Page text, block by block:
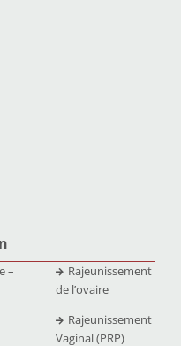
–
Rajeunissement
de l’ovaire
Rajeunissement
Vaginal (PRP)